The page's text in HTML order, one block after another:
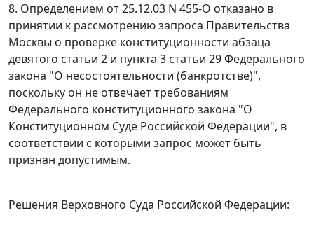
8. Определением от 25.12.03 N 455-О отказано в
принятии к рассмотрению запроса Правительства
Москвы о проверке конституционности абзаца
девятого статьи 2 и пункта 3 статьи 29Федерального
закона "О несостоятельности (банкротстве)",
поскольку он не отвечает требованиям
Федерального конституционного закона "О
Конституционном Суде Российской Федерации", в
соответствии с которыми запрос может быть
признан допустимым.
Решения Верховного Суда Российской Федерации: